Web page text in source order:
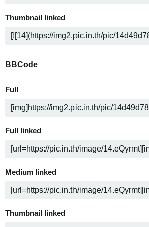
Thumbnail linked
BBCode
Full
Full linked
Medium linked
Thumbnail linked